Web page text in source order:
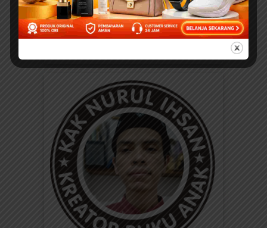
Download Ebook Anak
Bergambar: Seri Kebiasaan
Anak Saleh; Bagaimana
Aku Makan